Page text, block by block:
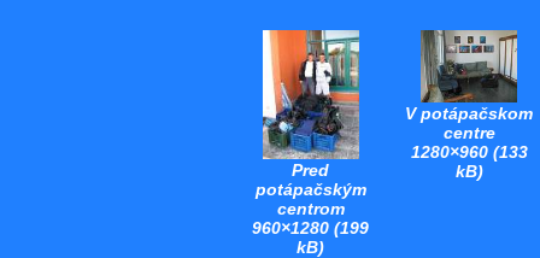
Pred
potápačským
centrom
960×1280 (199
kB)
V potápačskom
centre
1280×960 (133
kB)